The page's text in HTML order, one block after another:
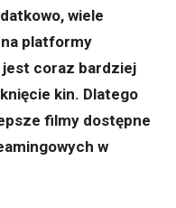
wiele
platformy
jest coraz bardziej
kin. Dlatego
filmy dostępne
w